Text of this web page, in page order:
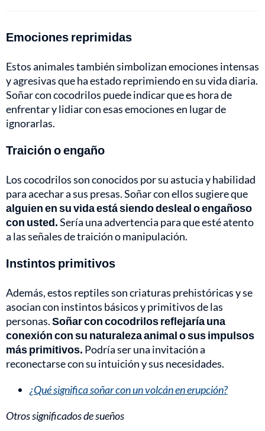
Emociones reprimidas
Estos animales también simbolizan emociones intensas
y agresivas que ha estado reprimiendo en su vida diaria.
Soñar con cocodrilos puede indicar que es hora de
enfrentar y lidiar con esas emociones en lugar de
ignorarlas.
Traición o engaño
Los cocodrilos son conocidos por su astucia y habilidad
para acechar a sus presas. Soñar con ellos sugiere que
alguien en su vida está siendo desleal o engañoso
con usted.Sería una advertencia para que esté atento
a las señales de traición o manipulación.
Instintos primitivos
Además, estos reptiles son criaturas prehistóricas y se
asocian con instintos básicos y primitivos de las
personas.Soñar con cocodrilos reflejaría una
conexión con su naturaleza animal o sus impulsos
más primitivos. Podría ser una invitación a
reconectarse con su intuición y sus necesidades.
¿Qué significa soñar con un volcán en erupción?
Otros significados de sueños